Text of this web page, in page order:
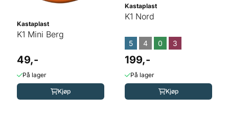
Kastaplast
K1 Mini Berg
49,-
På lager
Kjøp
Kastaplast
K1 Nord
5 4 0 3
199,-
På lager
Kjøp